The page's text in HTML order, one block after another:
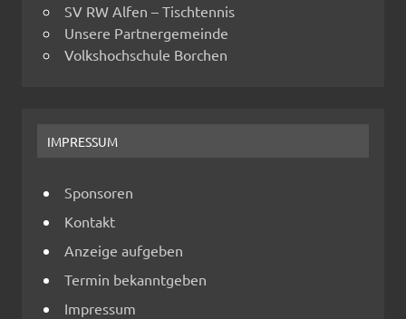
SV RW Alfen – Tischtennis
Unsere Partnergemeinde
Volkshochschule Borchen
IMPRESSUM
Sponsoren
Kontakt
Anzeige aufgeben
Termin bekanntgeben
Impressum